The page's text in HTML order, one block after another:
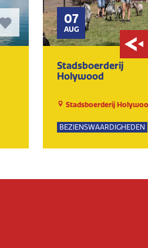
07
AUG
Stadsboerderij
Holywood
Stadsboerderij
BEZIENSWAARDIGHEDEN